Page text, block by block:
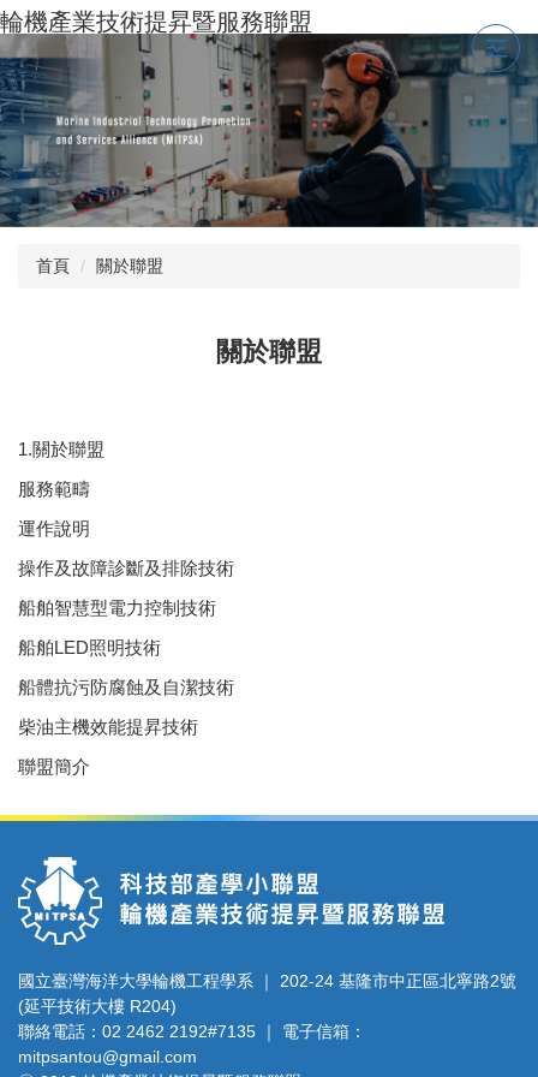
跳
到
主
要
內
容
區
輪機產業技術提昇暨服務聯盟
首頁 關於聯盟
關於聯盟
1.關於聯盟
服務範疇
運作說明
操作及故障診斷及排除技術
船舶智慧型電力控制技術
船舶LED照明技術
船體抗污防腐蝕及自潔技術
柴油主機效能提昇技術
聯盟簡介
國立臺灣海洋大學輪機工程學系 ｜ 202-24 基隆市中正區北寧路2號
(延平技術大樓 R204)
聯絡電話：02 2462 2192#7135 ｜ 電子信箱：
mitpsantou@gmail.com